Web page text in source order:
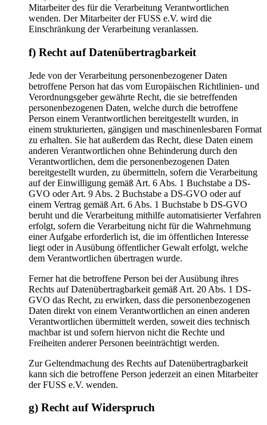
Mitarbeiter des für die Verarbeitung Verantwortlichen
wenden. Der Mitarbeiter der FUSS e.V. wird die
Einschränkung der Verarbeitung veranlassen.
f) Recht auf Datenübertragbarkeit
Jede von der Verarbeitung personenbezogener Daten
betroffene Person hat das vom Europäischen Richtlinien- und
Verordnungsgeber gewährte Recht, die sie betreffenden
personenbezogenen Daten, welche durch die betroffene
Person einem Verantwortlichen bereitgestellt wurden, in
einem strukturierten, gängigen und maschinenlesbaren Format
zu erhalten. Sie hat außerdem das Recht, diese Daten einem
anderen Verantwortlichen ohne Behinderung durch den
Verantwortlichen, dem die personenbezogenen Daten
bereitgestellt wurden, zu übermitteln, sofern die Verarbeitung
auf der Einwilligung gemäß Art. 6 Abs. 1 Buchstabe a DS-
GVO oder Art. 9 Abs. 2 Buchstabe a DS-GVO oder auf
einem Vertrag gemäß Art. 6 Abs. 1 Buchstabe b DS-GVO
beruht und die Verarbeitung mithilfe automatisierter Verfahren
erfolgt, sofern die Verarbeitung nicht für die Wahrnehmung
einer Aufgabe erforderlich ist, die im öffentlichen Interesse
liegt oder in Ausübung öffentlicher Gewalt erfolgt, welche
dem Verantwortlichen übertragen wurde.
Ferner hat die betroffene Person bei der Ausübung ihres
Rechts auf Datenübertragbarkeit gemäß Art. 20 Abs. 1 DS-
GVO das Recht, zu erwirken, dass die personenbezogenen
Daten direkt von einem Verantwortlichen an einen anderen
Verantwortlichen übermittelt werden, soweit dies technisch
machbar ist und sofern hiervon nicht die Rechte und
Freiheiten anderer Personen beeinträchtigt werden.
Zur Geltendmachung des Rechts auf Datenübertragbarkeit
kann sich die betroffene Person jederzeit an einen Mitarbeiter
der FUSS e.V. wenden.
g) Recht auf Widerspruch